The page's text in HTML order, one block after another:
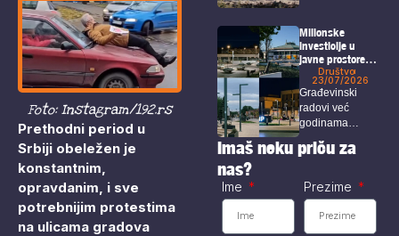
Foto: Instagram/192.rs
Prethodni period u
Srbiji obeležen je
konstantnim,
opravdanim, i sve
potrebnijim protestima
na ulicama gradova
intenzivno...
Milionske
investicije u
javne prostore
koje Borani jedva
koriste
Društvo
23/07/2026
Građevinski
radovi već
godinama
prepoznatljivu
među...
Imaš neku priču za
nas?
Ime Prezime